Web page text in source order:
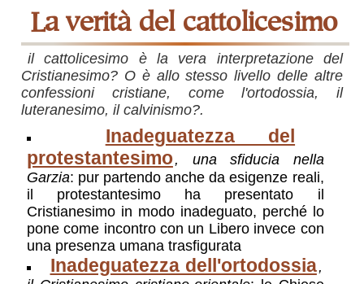
La verità del cattolicesimo
il cattolicesimo è la vera interpretazione del
Cristianesimo? O è allo stesso livello delle altre
confessioni cristiane, come l'ortodossia, il
luteranesimo, il calvinismo?.
Inadeguatezza del
protestantesimo, una sfiducia nella
Garzia: pur partendo anche da esigenze reali,
il protestantesimo ha presentato il
Cristianesimo in modo inadeguato, perché lo
pone come incontro con un Libero invece con
una presenza umana trasfigurata
Inadeguatezza dell'ortodossia,